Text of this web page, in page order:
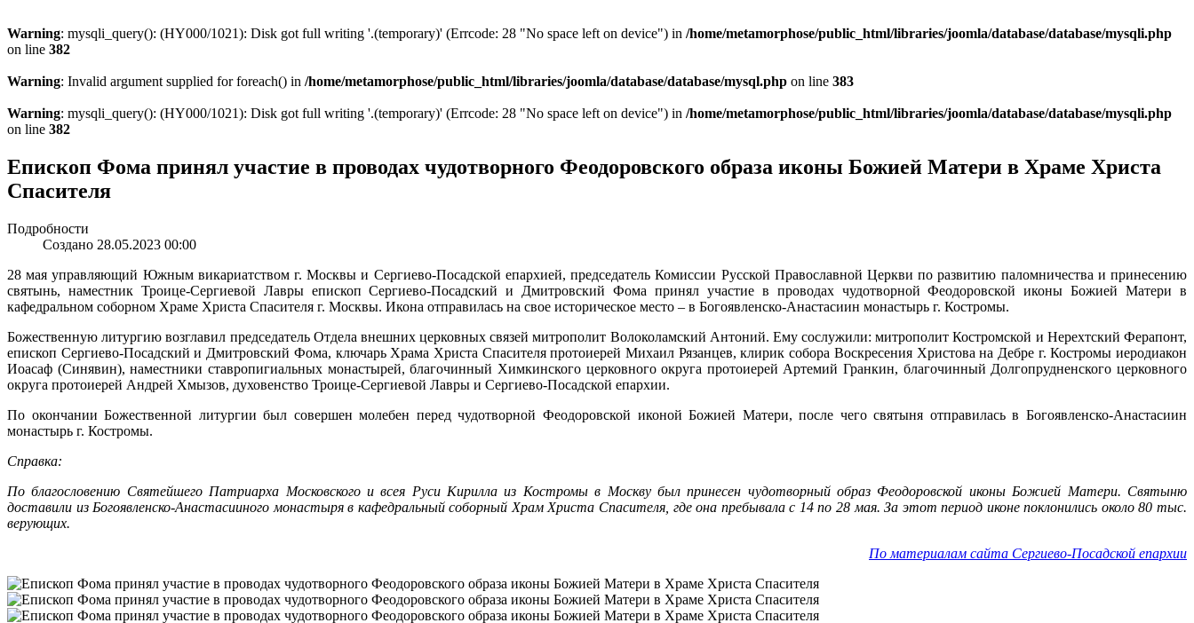
Warning: mysqli_query(): (HY000/1021): Disk got full writing '.(temporary)' (Errcode: 28 "No space left on device") in /home/metamorphose/public_html/libraries/joomla/database/database/mysqli.php
on line 382
Warning: Invalid argument supplied for foreach() in /home/metamorphose/public_html/libraries/joomla/database/database/mysql.php on line 383
Warning: mysqli_query(): (HY000/1021): Disk got full writing '.(temporary)' (Errcode: 28 "No space left on device") in /home/metamorphose/public_html/libraries/joomla/database/database/mysqli.php
on line 382
Епископ Фома принял участие в проводах чудотворного Феодоровского образа иконы Божией Матери в Храме Христа
Спасителя
Подробности
Создано 28.05.2023 00:00
28 мая управляющий Южным викариатством г. Москвы и Сергиево-Посадской епархией, председатель Комиссии Русской Православной Церкви по развитию паломничества и принесению
святынь, наместник Троице-Сергиевой Лавры епископ Сергиево-Посадский и Дмитровский Фома принял участие в проводах чудотворной Феодоровской иконы Божией Матери в
кафедральном соборном Храме Христа Спасителя г. Москвы. Икона отправилась на свое историческое место – в Богоявленско-Анастасиин монастырь г. Костромы.
Божественную литургию возглавил председатель Отдела внешних церковных связей митрополит Волоколамский Антоний. Ему сослужили: митрополит Костромской и Нерехтский Ферапонт,
епископ Сергиево-Посадский и Дмитровский Фома, ключарь Храма Христа Спасителя протоиерей Михаил Рязанцев, клирик собора Воскресения Христова на Дебре г. Костромы иеродиакон
Иоасаф (Синявин), наместники ставропигиальных монастырей, благочинный Химкинского церковного округа протоиерей Артемий Гранкин, благочинный Долгопрудненского церковного
округа протоиерей Андрей Хмызов, духовенство Троице-Сергиевой Лавры и Сергиево-Посадской епархии.
По окончании Божественной литургии был совершен молебен перед чудотворной Феодоровской иконой Божией Матери, после чего святыня отправилась в Богоявленско-Анастасиин
монастырь г. Костромы.
Справка:
По благословению Святейшего Патриарха Московского и всея Руси Кирилла из Костромы в Москву был принесен чудотворный образ Феодоровской иконы Божией Матери. Святыню
доставили из Богоявленско-Анастасииного монастыря в кафедральный соборный Храм Христа Спасителя, где она пребывала с 14 по 28 мая. За этот период иконе поклонились около 80 тыс.
верующих.
По материалам сайта Сергиево-Посадской епархии